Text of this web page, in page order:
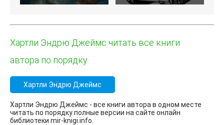
Хартли Эндрю Джеймс читать все книги
автора по порядку
Хартли Эндрю Джеймс
Хартли Эндрю Джеймс - все книги автора в одном месте
читать по порядку полные версии на сайте онлайн
библиотеки mir-knigi.info.